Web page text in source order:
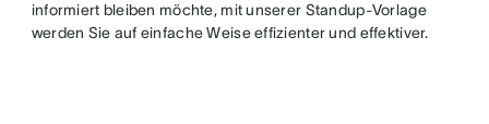
informiert bleiben möchte, mit unserer Standup-Vorlage
werden Sie auf einfache Weise effizienter und effektiver.